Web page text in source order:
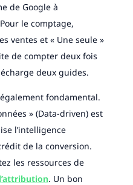
de Google à
le comptage,
ventes et « Une seule »
de compter deux fois
deux guides.
fondamental.
» (Data-driven) est
l’intelligence
de la conversion.
les ressources de
. Un bon